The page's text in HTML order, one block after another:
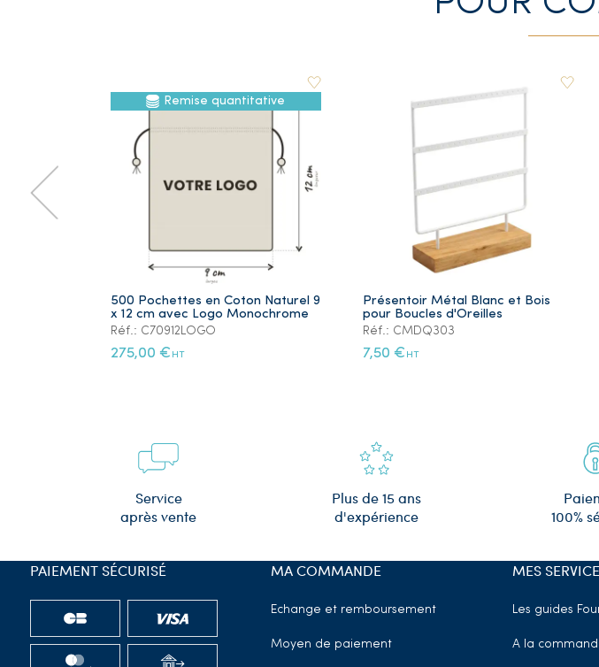
Remise quantitative
500 Pochettes en Coton Naturel 9
x 12 cm avec Logo Monochrome
Réf.: C70912LOGO
275,00 € HT
Présentoir Métal Blanc et Bois
pour Boucles d'Oreilles
Réf.: CMDQ303
7,50 € HT
Service
après vente
Plus de 15 ans
d'expérience
100%
MA COMMANDE
Echange et remboursement
Moyen de paiement
MES
Les guides
A la
PAIEMENT SÉCURISÉ